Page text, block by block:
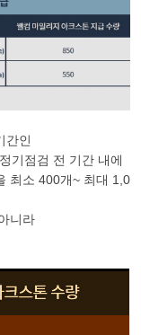
간인
기점검 전 기간 내에
최소 400개~ 최대 1,0
니라